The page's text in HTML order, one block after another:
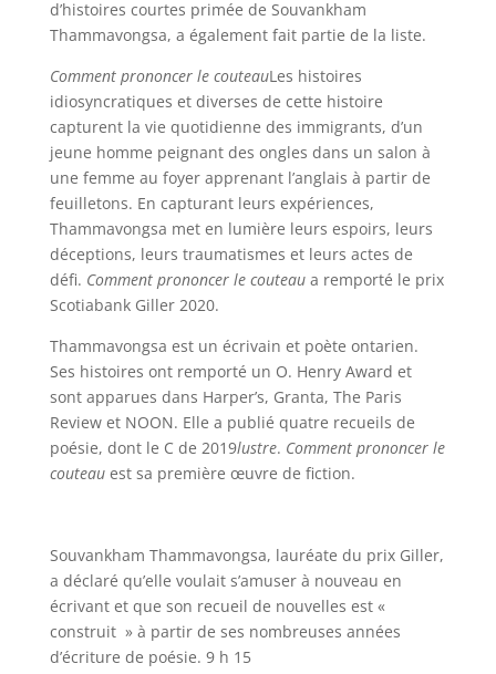
d’histoires courtes primée de Souvankham
Thammavongsa, a également fait partie de la liste.
Comment prononcer le couteauLes histoires
idiosyncratiques et diverses de cette histoire
capturent la vie quotidienne des immigrants, d’un
jeune homme peignant des ongles dans un salon à
une femme au foyer apprenant l’anglais à partir de
feuilletons. En capturant leurs expériences,
Thammavongsa met en lumière leurs espoirs, leurs
déceptions, leurs traumatismes et leurs actes de
défi. Comment prononcer le couteau a remporté le prix
Scotiabank Giller 2020.
Thammavongsa est un écrivain et poète ontarien.
Ses histoires ont remporté un O. Henry Award et
sont apparues dans Harper’s, Granta, The Paris
Review et NOON. Elle a publié quatre recueils de
poésie, dont le C de 2019lustre. Comment prononcer le
couteauest sa première œuvre de fiction.
Souvankham Thammavongsa, lauréate du prix Giller,
a déclaré qu’elle voulait s’amuser à nouveau en
écrivant et que son recueil de nouvelles est «
construit » à partir de ses nombreuses années
d’écriture de poésie. 9 h 15